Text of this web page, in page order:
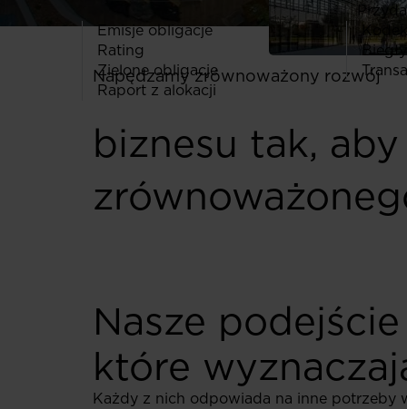
Emisje obligacje
Rating
Zielone obligacje
Raport z alokacji
Napędzamy zrównoważony rozwój
biznesu tak,
Nasze
które
Każdy z nich odpowiada na inne potrzeby